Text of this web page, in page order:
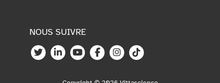
NOUS SUIVRE